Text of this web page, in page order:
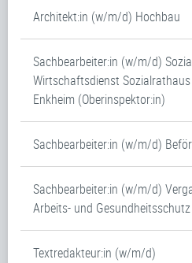
Architekt:in (w/m/d) Hochbau
Sachbearbeiter:in (w/m/d)
Wirtschaftsdienst
Enkheim (Oberinspektor:in)
Sachbearbeiter:in (w/m/d)
Sachbearbeiter:in (w/m/d)
Arbeits- und Gesundheitsschutz
Textredakteur:in (w/m/d)